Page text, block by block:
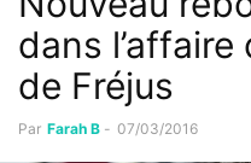
dans
de Fréjus
Par Farah B - 07/03/2016